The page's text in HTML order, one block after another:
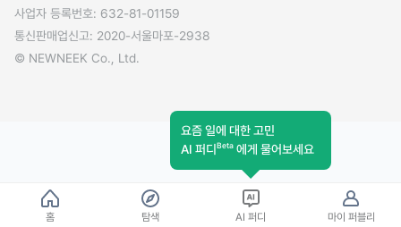
사업자 등록번호: 632-81-01159
통신판매업신고: 2020-서울마포-2938
© NEWNEEK Co., Ltd.
홈 탐색
요즘 일에 대한 고민
AI 퍼디Beta 에게 물어보세요
AI 퍼디 마이 퍼블리